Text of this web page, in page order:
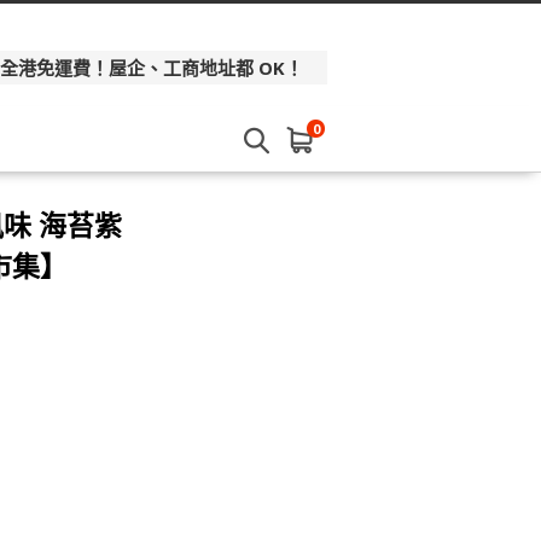
港免運費！屋企、工商地址都 OK！
0
海苔紫
】